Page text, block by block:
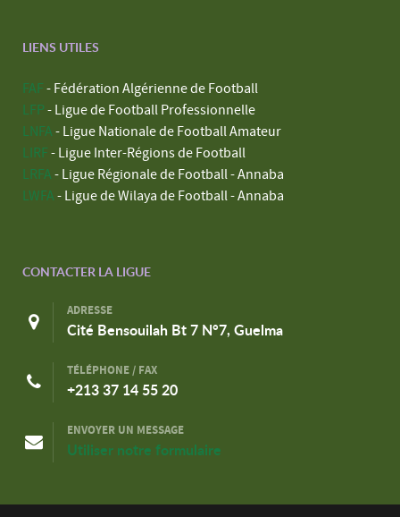
LIENS UTILES
FAF - Fédération Algérienne de Football
LFP - Ligue de Football Professionnelle
LNFA - Ligue Nationale de Football Amateur
LIRF - Ligue Inter-Régions de Football
LRFA - Ligue Régionale de Football - Annaba
LWFA - Ligue de Wilaya de Football - Annaba
CONTACTER LA LIGUE
ADRESSE
Cité Bensouilah Bt 7 N°7, Guelma
TÉLÉPHONE / FAX
+213 37 14 55 20
ENVOYER UN MESSAGE
Utiliser notre formulaire